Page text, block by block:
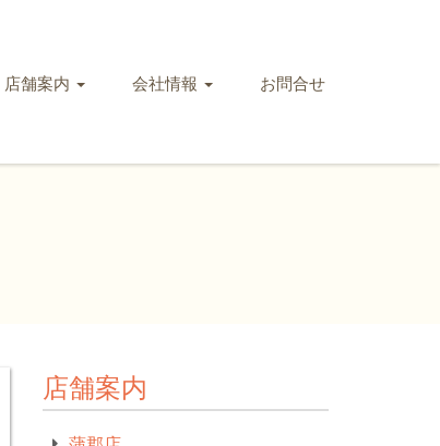
店舗案内 会社情報 お問合せ
店舗案内